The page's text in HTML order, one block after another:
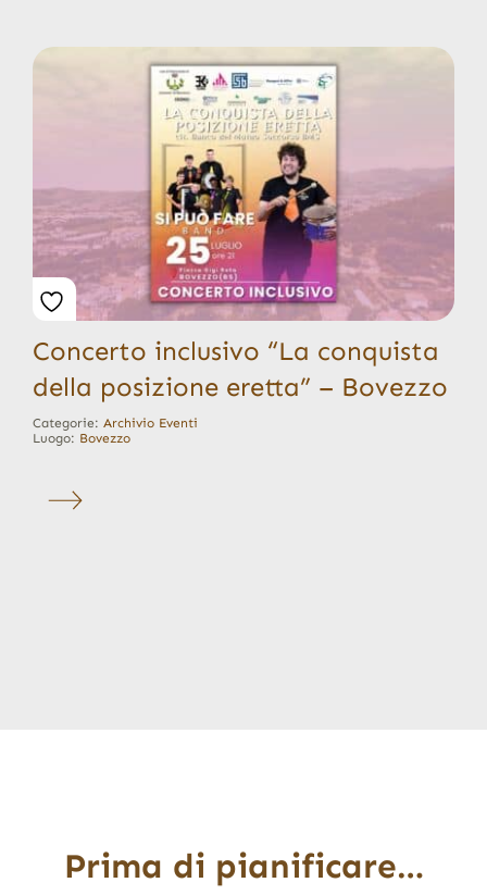
Concerto inclusivo “La conquista
della posizione eretta” – Bovezzo
Categorie: Archivio Eventi
Luogo: Bovezzo
Prima di pianificare…